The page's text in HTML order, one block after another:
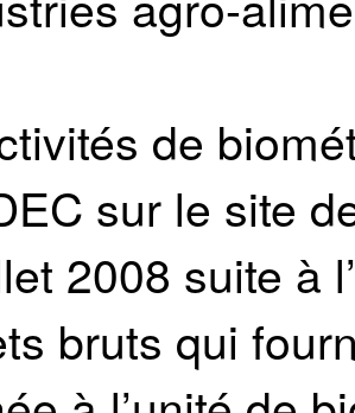
de
sur le site
2008 suite à
bruts qui